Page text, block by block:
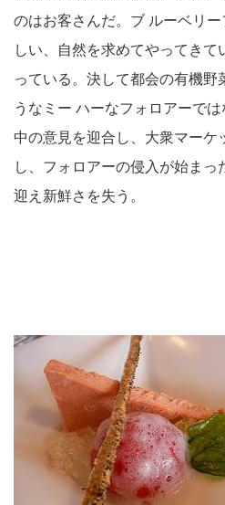
のはお客さんだ。ブ ルーベリ
しい、自然を求めてやってき
っている。決して都会の有機野
うなミー ハーなフォロアーで
中の意見を迎合し、大衆マーケ
し、フォロアーの侵入が始まっ
迎え新鮮さを失う。